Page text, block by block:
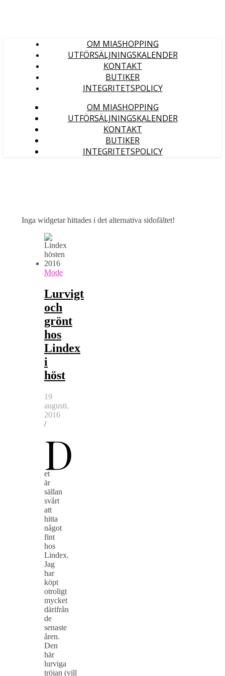
OM MIASHOPPING
UTFÖRSÄLJNINGSKALENDER
KONTAKT
BUTIKER
INTEGRITETSPOLICY
OM MIASHOPPING
UTFÖRSÄLJNINGSKALENDER
KONTAKT
BUTIKER
INTEGRITETSPOLICY
Inga widgetar hittades i det alternativa sidofältet!
Mode
Lurvigt
och
grönt
hos
Lindex
i
höst
19
augusti,
2016
/
D
et
är
sällan
svårt
att
hitta
något
fint
hos
Lindex.
Jag
har
köpt
otroligt
mycket
därifrån
de
senaste
åren.
Den
här
lurviga
tröjan (vill